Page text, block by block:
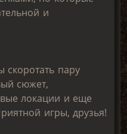
и
пару
сюжет,
локации и еще
игры, друзья!